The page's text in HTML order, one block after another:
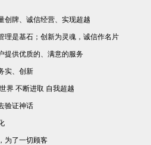
创牌、诚信经营、实现超越
理是基石；创新为灵魂，诚信作名片
提供优质的、满意的服务
实、创新
界 不断进取 自我超越
验证神话
为了一切顾客